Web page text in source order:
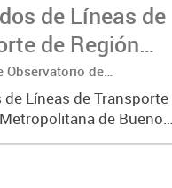
de Líneas de
de Región
de
Aires (RMBA)
Observatorio de
y Sistemas
de Líneas de Transporte
de Buenos